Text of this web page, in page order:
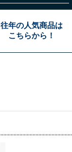
往年の人気商品は
こちらから！